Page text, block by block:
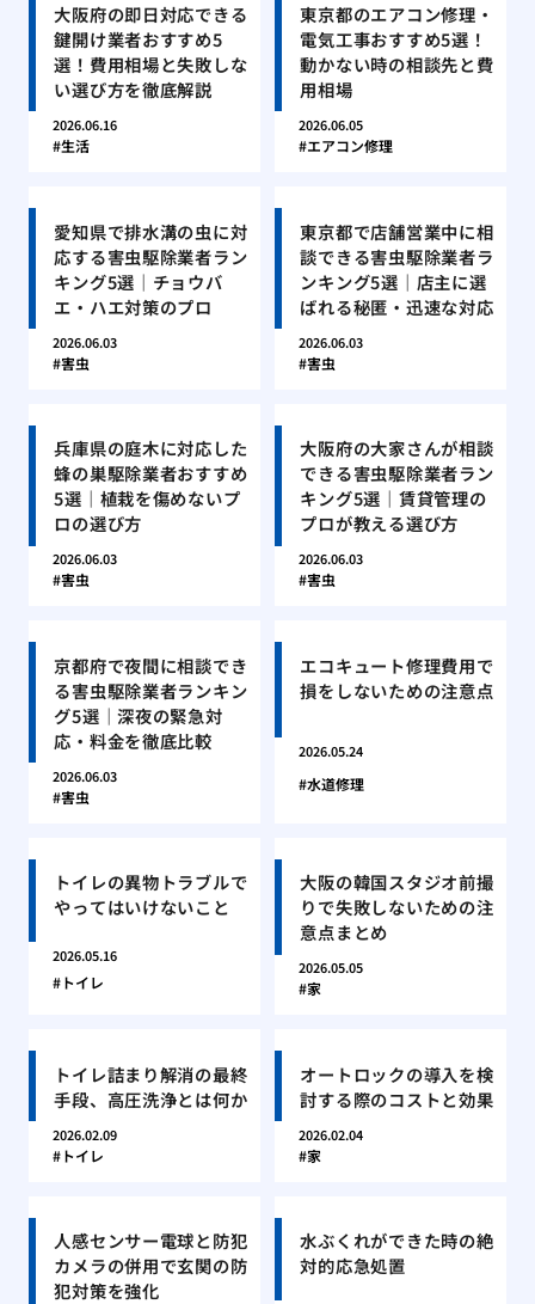
大阪府の即日対応できる
鍵開け業者おすすめ5
選！費用相場と失敗しな
い選び方を徹底解説
2026.06.16
生活
東京都のエアコン修理・
電気工事おすすめ5選！
動かない時の相談先と費
用相場
2026.06.05
エアコン修理
愛知県で排水溝の虫に対
応する害虫駆除業者ラン
キング5選｜チョウバ
エ・ハエ対策のプロ
2026.06.03
害虫
東京都で店舗営業中に相
談できる害虫駆除業者ラ
ンキング5選｜店主に選
ばれる秘匿・迅速な対応
2026.06.03
害虫
兵庫県の庭木に対応した
蜂の巣駆除業者おすすめ
5選｜植栽を傷めないプ
ロの選び方
2026.06.03
害虫
大阪府の大家さんが相談
できる害虫駆除業者ラン
キング5選｜賃貸管理の
プロが教える選び方
2026.06.03
害虫
京都府で夜間に相談でき
る害虫駆除業者ランキン
グ5選｜深夜の緊急対
応・料金を徹底比較
2026.06.03
害虫
エコキュート修理費用で
損をしないための注意点
2026.05.24
水道修理
トイレの異物トラブルで
やってはいけないこと
2026.05.16
トイレ
大阪の韓国スタジオ前撮
りで失敗しないための注
意点まとめ
2026.05.05
家
トイレ詰まり解消の最終
手段、高圧洗浄とは何か
2026.02.09
トイレ
オートロックの導入を検
討する際のコストと効果
2026.02.04
家
人感センサー電球と防犯
カメラの併用で玄関の防
犯対策を強化
水ぶくれができた時の絶
対的応急処置